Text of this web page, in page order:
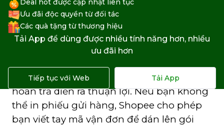
Phiếu trả hàng Shopee viết tay
ghi như thế nào?
trả hàng trên Shopee
là rất quan trọng để đảm bảo quá trình
hoàn trả diễn ra thuận lợi. Nếu bạn không
thể in phiếu gửi hàng, Shopee cho phép
bạn viết tay mã vận đơn để dán lên gói
Deal hot được cập nhật liên tục
Ưu đãi độc quyền từ đối tác
Các quà tặng từ thương hiệu
Tải App để dùng được nhiều tính năng hơn, nhiều
ưu đãi hơn
Tiếp tục với Web Tải App